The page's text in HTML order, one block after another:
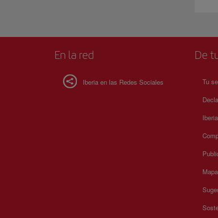
En la red
Iberia en las Redes Sociales
De
Tu